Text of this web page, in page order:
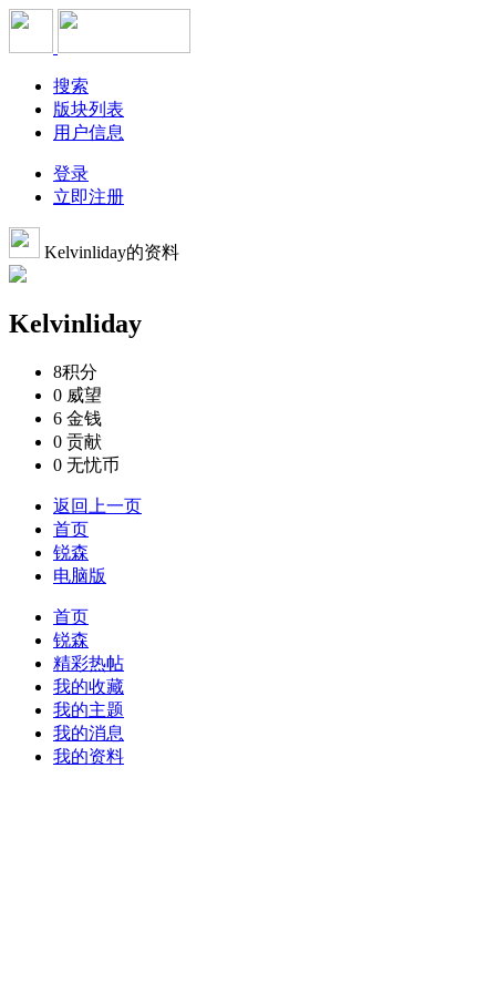
搜索
版块列表
用户信息
登录
立即注册
Kelvinliday的资料
Kelvinliday
8积分
0 威望
6 金钱
0 贡献
0 无忧币
返回上一页
首页
锐森
电脑版
首页
锐森
精彩热帖
我的收藏
我的主题
我的消息
我的资料